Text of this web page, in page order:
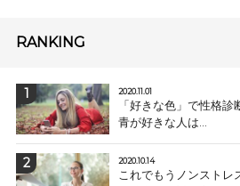
RANKING
2020.11.01
「好きな色」で性格診
青が好きな人は...
2020.10.14
これでもうノンストレ